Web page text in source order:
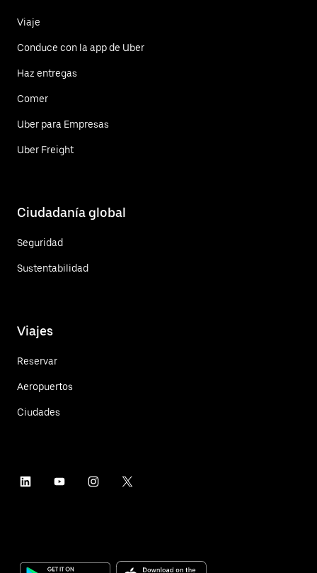
Viaje
Conduce con la app de Uber
Haz entregas
Comer
Uber para Empresas
Uber Freight
Ciudadanía global
Seguridad
Sustentabilidad
Viajes
Reservar
Aeropuertos
Ciudades